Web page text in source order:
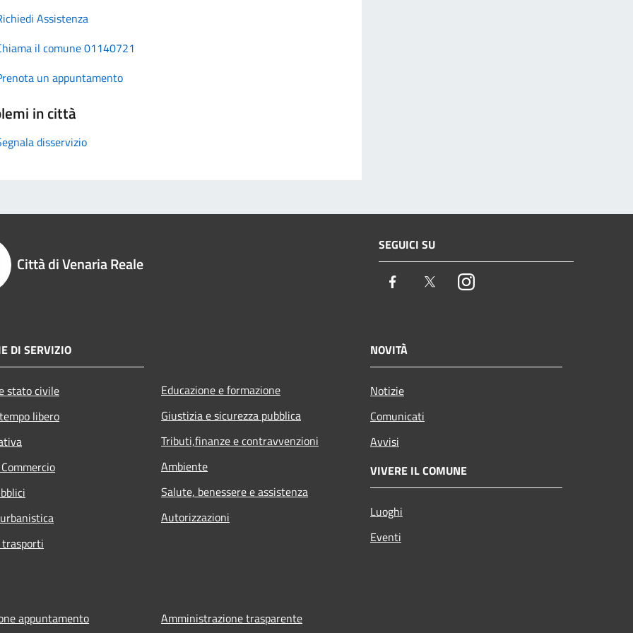
Assistenza
il comune 01140721
un appuntamento
in città
disservizio
Città di Venaria Reale
SEGUICI SU
Facebook TwitterInstagram
DI SERVIZIO
stato civile
libero
Educazione e formazione
Giustizia e sicurezza pubblica
Tributi,finanze e contravvenzioni
Ambiente
Salute, benessere e assistenza
Autorizzazioni
NOVITÀ
Notizie
Comunicati
Avvisi
VIVERE IL COMUNE
Luoghi
Eventi
appuntamento Amministrazione trasparente